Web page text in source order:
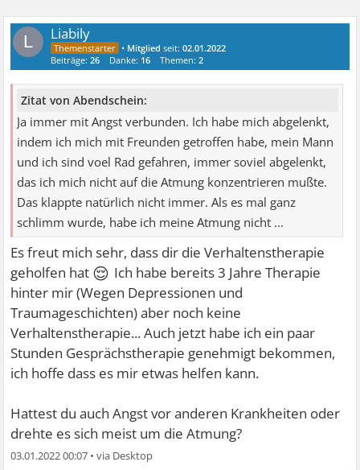
L Liabily
• Mitglied seit:02.01.2022
Beiträge:26 Danke: 16 Themen:2
Zitat von Abendschein:
Ja immer mit Angst verbunden. Ich habe mich abgelenkt,
indem ich mich mit Freunden getroffen habe, mein Mann
und ich sind voel Rad gefahren, immer soviel abgelenkt,
das ich mich nicht auf die Atmung konzentrieren mußte.
Das klappte natürlich nicht immer. Als es mal ganz
schlimm wurde, habe ich meine Atmung nicht ...
Es freut mich sehr, dass dir die Verhaltenstherapie
geholfen hat 😌 Ich habe bereits 3 Jahre Therapie
hinter mir (Wegen Depressionen und
Traumageschichten) aber noch keine
Verhaltenstherapie... Auch jetzt habe ich ein paar
Stunden Gesprächstherapie genehmigt bekommen,
ich hoffe dass es mir etwas helfen kann.
Hattest du auch Angst vor anderen Krankheiten oder
drehte es sich meist um die Atmung?
03.01.2022 00:07 •